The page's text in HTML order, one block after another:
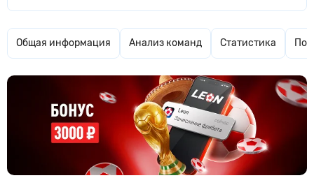
Общая информация Анализ команд Статистика